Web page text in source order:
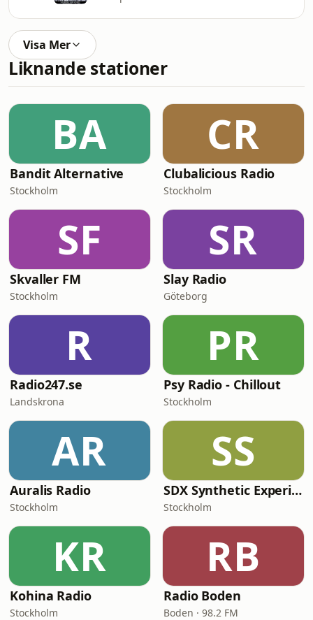
Visa Mer
Liknande stationer
BA
Bandit Alternative
Stockholm
CR
Clubalicious Radio
Stockholm
SF
Skvaller FM
Stockholm
SR
Slay Radio
Göteborg
R
Radio247.se
Landskrona
PR
Psy Radio - Chillout
Stockholm
AR
Auralis Radio
Stockholm
SS
SDX Synthetic Experience
Stockholm
KR
Kohina Radio
Stockholm
RB
Radio Boden
Boden · 98.2 FM